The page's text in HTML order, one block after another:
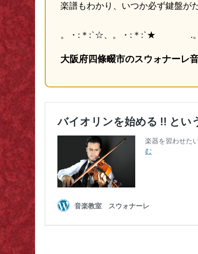
楽譜もわかり、いつか必ず鍵盤が
。・:＊:`☆、。・:＊:`★ .。
大阪府四條畷市のスウォナーレ